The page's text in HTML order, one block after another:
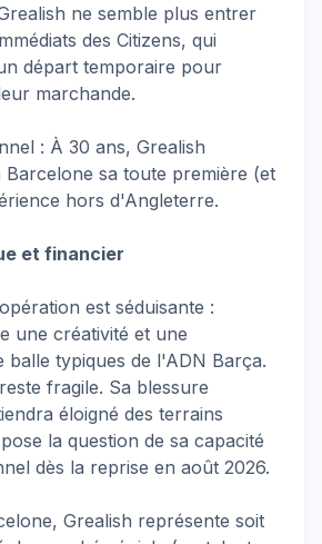
ne semble plus entrer
des Citizens, qui
départ temporaire pour
marchande.
: À 30 ans, Grealish
sa toute première (et
hors d'Angleterre.
et financier
est séduisante :
une créativité et une
balle typiques de l'ADN Barça.
fragile. Sa blessure
éloigné des terrains
la question de sa capacité
dès la reprise en août 2026.
Grealish représente soit